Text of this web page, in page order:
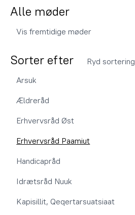
Alle møder
Vis fremtidige møder
Sorter efter
Ryd sortering
Arsuk
Ældreråd
Erhvervsråd Øst
Erhvervsråd Paamiut
Handicapråd
Idrætsråd Nuuk
Kapisillit, Qeqertarsuatsiaat